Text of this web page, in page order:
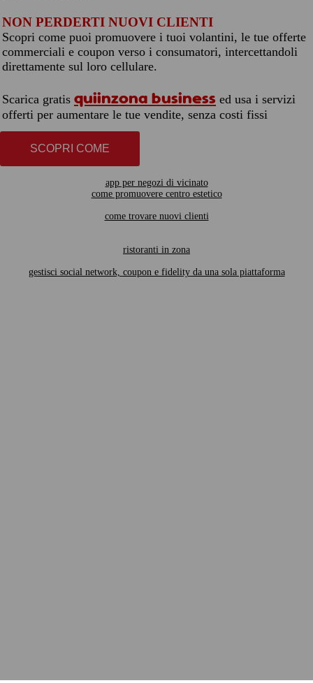
NON PERDERTI NUOVI CLIENTI
Scopri come puoi promuovere i tuoi volantini, le tue offerte
commerciali e coupon verso i consumatori, intercettandoli
direttamente sul loro cellulare.
Scarica gratis quiinzona business ed usa i servizi
offerti per aumentare le tue vendite, senza costi fissi
SCOPRI COME
app per negozi di vicinato
come promuovere centro estetico
come trovare nuovi clienti
ristoranti in zona
gestisci social network, coupon e fidelity da una sola piattaforma